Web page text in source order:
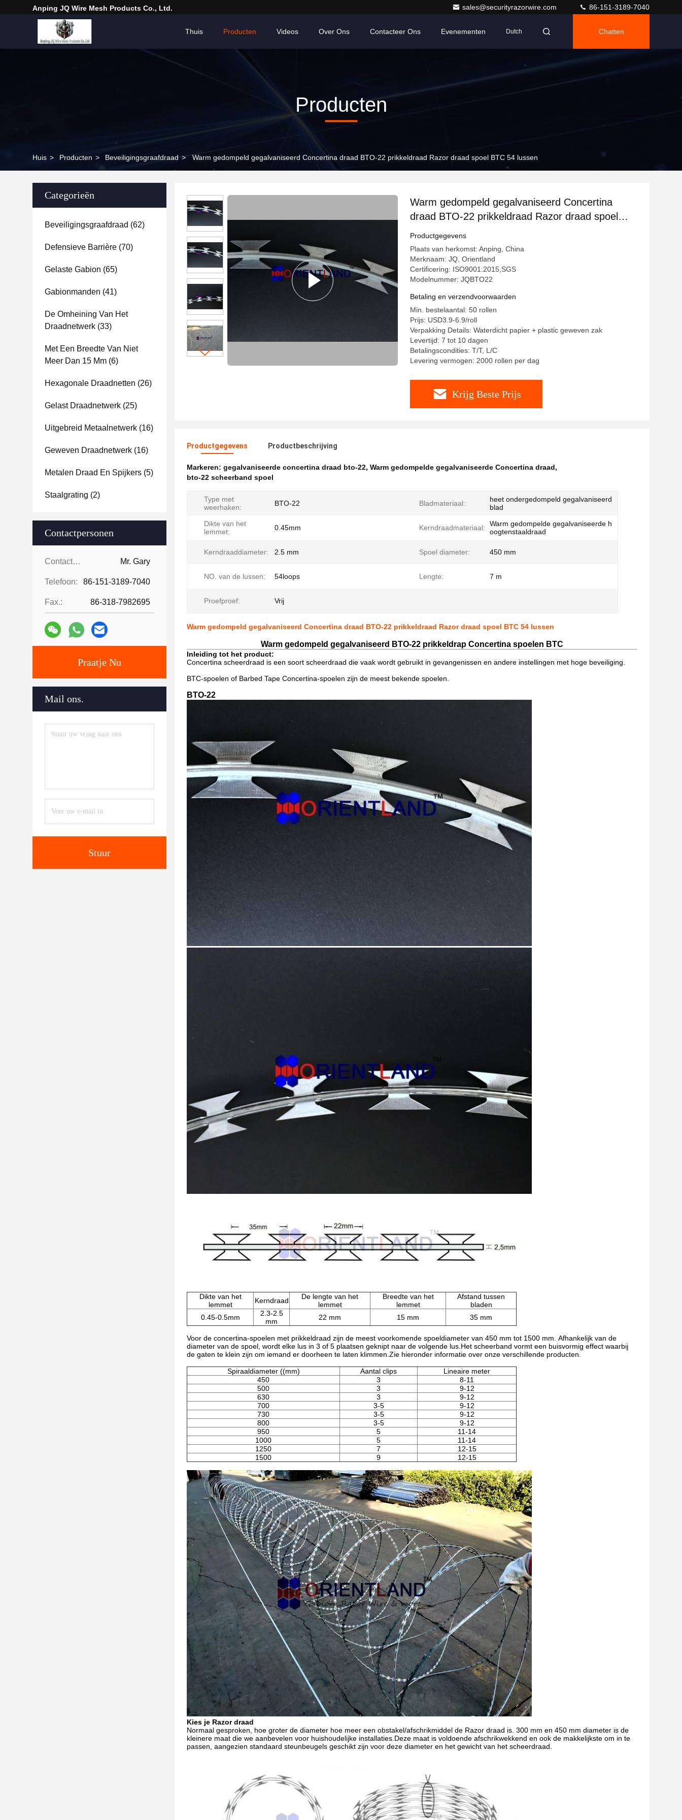
Anping JQ Wire Mesh Products Co., Ltd. sales@securityrazorwire.com 86-151-3189-7040
Thuis Producten Videos Over Ons Contacteer Ons Evenementen Dutch Chatten
Producten
Huis > Producten > Beveiligingsgraafdraad > Warm gedompeld gegalvaniseerd Concertina draad BTO-22 prikkeldraad Razor draad spoel BTC 54 lussen
Categorieën
Beveiligingsgraafdraad (62)
Defensieve Barrière (70)
Gelaste Gabion (65)
Gabionmanden (41)
De Omheining Van Het
Draadnetwerk (33)
Met Een Breedte Van Niet
Meer Dan 15 Mm (6)
Hexagonale Draadnetten (26)
Gelast Draadnetwerk (25)
Uitgebreid Metaalnetwerk (16)
Geweven Draadnetwerk (16)
Metalen Draad En Spijkers (5)
Staalgrating (2)
Contactpersonen
Contactpersonen: Mr. Gary
Telefoon: 86-151-3189-7040
Fax.: 86-318-7982695
Praatje Nu
Mail ons.
Stuur
Warm gedompeld gegalvaniseerd Concertina
draad BTO-22 prikkeldraad Razor draad spoel
BTC 54 lussen
Productgegevens
Plaats van herkomst: Anping, China
Merknaam: JQ, Orientland
Certificering: ISO9001:2015,SGS
Modelnummer: JQBTO22
Betaling en verzendvoorwaarden
Min. bestelaantal: 50 rollen
Prijs: USD3.9-6.9/roll
Verpakking Details: Waterdicht papier + plastic geweven zak
Levertijd: 7 tot 10 dagen
Betalingscondities: T/T, L/C
Levering vermogen: 2000 rollen per dag
Krijg Beste Prijs
Productgegevens Productbeschrijving
Markeren: gegalvaniseerde concertina draad bto-22, Warm gedompelde gegalvaniseerde Concertina draad,
bto-22 scheerband spoel
Type met
weerhaken:
BTO-22 Bladmateriaal:
heet ondergedompeld gegalvaniseerd
blad
Dikte van het
lemmet:
0.45mm Kerndraadmateriaal:
Warm gedompelde gegalvaniseerde h
oogtenstaaldraad
Kerndraaddiameter: 2.5 mm Spoel diameter: 450 mm
NO. van de lussen: 54loops Lengte: 7 m
Proefproef: Vrij
Warm gedompeld gegalvaniseerd Concertina draad BTO-22 prikkeldraad Razor draad spoel BTC 54 lussen
Warm gedompeld gegalvaniseerd BTO-22 prikkeldrap Concertina spoelen BTC
Inleiding tot het product:
Concertina scheerdraad is een soort scheerdraad die vaak wordt gebruikt in gevangenissen en andere instellingen met hoge beveiliging.
BTC-spoelen of Barbed Tape Concertina-spoelen zijn de meest bekende spoelen.
BTO-22
Dikte van het
lemmet
Kerndraad
De lengte van het
lemmet
Breedte van het
lemmet
Afstand tussen
bladen
0.45-0.5mm
2.3-2.5
mm
22 mm 15 mm 35 mm
Voor de concertina-spoelen met prikkeldraad zijn de meest voorkomende spoeldiameter van 450 mm tot 1500 mm. Afhankelijk van de
diameter van de spoel, wordt elke lus in 3 of 5 plaatsen geknipt naar de volgende lus.Het scheerband vormt een buisvormig effect waarbij
de gaten te klein zijn om iemand er doorheen te laten klimmen.Zie hieronder informatie over onze verschillende producten.
Spiraaldiameter ((mm) Aantal clips
Lineaire meter
450
3
8-11
500
3
9-12
630
3
9-12
700
3-5
9-12
730
3-5
9-12
800
3-5
9-12
950
5
11-14
1000
5
11-14
1250
7
12-15
1500
9 12-15
Kies je Razor draad
Normaal gesproken, hoe groter de diameter hoe meer een obstakel/afschrikmiddel de Razor draad is. 300 mm en 450 mm diameter is de
kleinere maat die we aanbevelen voor huishoudelijke installaties.Deze maat is voldoende afschrikwekkend en ook de makkelijkste om in te
passen, aangezien standaard steunbeugels geschikt zijn voor deze diameter en het gewicht van het scheerdraad.